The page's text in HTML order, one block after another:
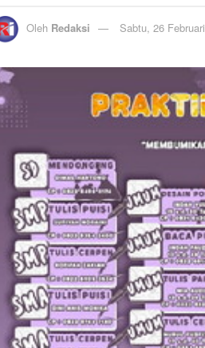
Oleh Redaksi Sabtu, 26